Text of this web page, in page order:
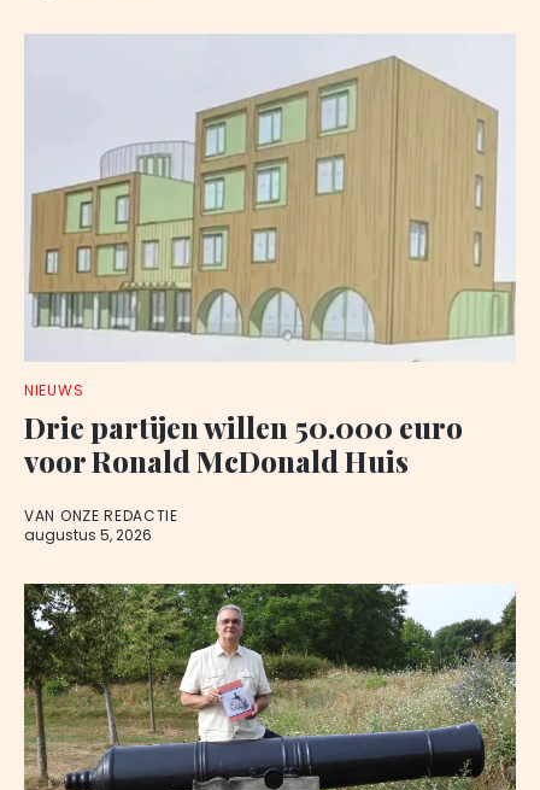
NIEUWS
Drie partijen willen 50.000 euro
voor Ronald McDonald Huis
VAN ONZE REDACTIE
augustus 5, 2026